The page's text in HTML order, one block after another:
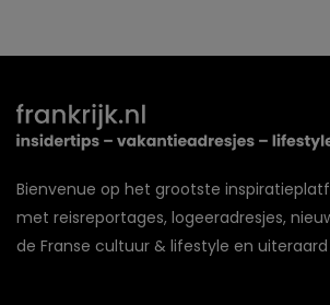
Bienvenue op het grootste
met reisreportages, logeeradresjes,
de Franse cultuur & lifestyle en uiteraard